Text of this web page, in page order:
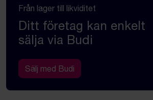
Från lager till likviditet
Ditt företag kan enkelt
sälja via Budi
Sälj med Budi